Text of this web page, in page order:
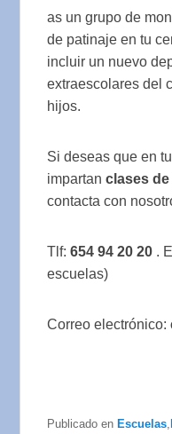
as un grupo de
de patinaje en tu
incluir un nuevo
extraescolares del
hijos.
Si deseas que en
impartanclases
contacta con
Tlf:654 94 20 20 .
escuelas)
Correo electrónico:
Publicado en Escuelas ,